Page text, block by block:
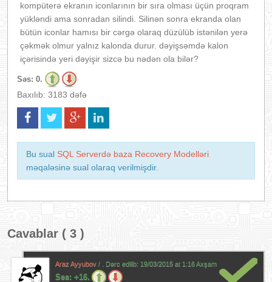
kompüterə ekranın iconlarının bir sıra olması üçün proqram
yükləndi ama sonradan silindi. Silinən sonra ekranda olan
bütün iconlar hamısı bir cərgə olaraq düzülüb istənilən yerə
çəkmək olmur yalnız kalonda durur. dəyişsəmdə kalon
içərisində yeri dəyişir sizcə bu nədən ola bilər?
Səs: 0.
Baxılıb: 3183 dəfə
Bu sual SQL Serverdə baza Recovery Modelləri
məqaləsinə sual olaraq verilmişdir.
Cavablar ( 3 )
Araz Ayyubov / . Dərc edilib: 19/03/2015 at 1:16 Axşam
Səs: +16.